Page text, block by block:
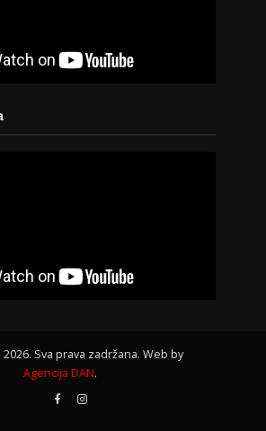
Sva prava zadržana. Web by
Agencija DAN.